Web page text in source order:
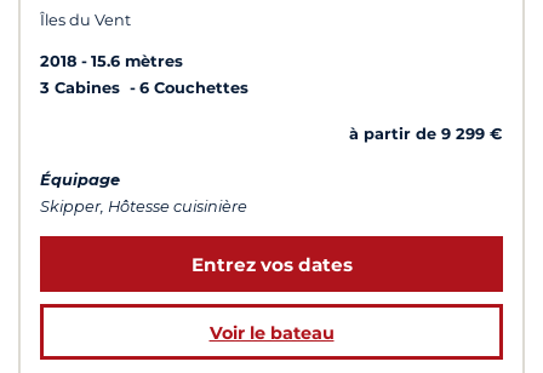
Îles du Vent
2018
15.6 mètres
3 Cabines
6 Couchettes
à partir de 9 299 €
Équipage
Skipper, Hôtesse cuisinière
Entrez vos dates
Voir le bateau